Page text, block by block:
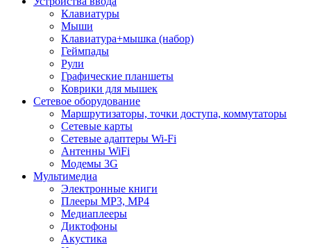
Клавиатуры
Мыши
Клавиатура+мышка (набор)
Геймпады
Рули
Графические планшеты
Коврики для мышек
Сетевое оборудование
Маршрутизаторы, точки доступа, коммутаторы
Сетевые карты
Сетевые адаптеры Wi-Fi
Антенны WiFi
Модемы 3G
Мультимедиа
Электронные книги
Плееры MP3, MP4
Медиаплееры
Диктофоны
Акустика